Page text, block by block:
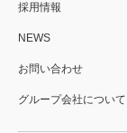
採用情報
NEWS
お問い合わせ
グループ会社について